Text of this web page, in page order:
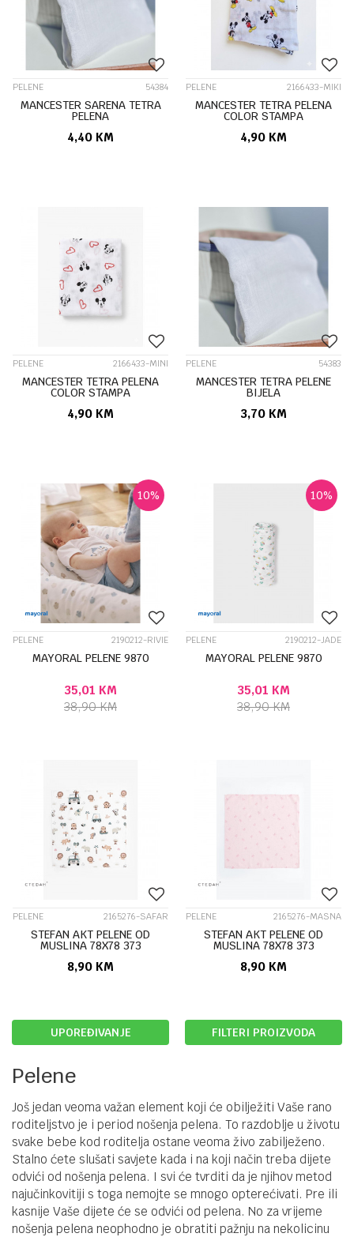
PELENE 54384
MANCESTER SARENA TETRA
PELENA
4,40 KM
PELENE 2166433-MIKI
MANCESTER TETRA PELENA
COLOR STAMPA
4,90 KM
PELENE 2166433-MINI
MANCESTER TETRA PELENA
COLOR STAMPA
4,90 KM
PELENE 54383
MANCESTER TETRA PELENE
BIJELA
3,70 KM
10%
PELENE 2190212-RIVIE
MAYORAL PELENE 9870
35,01 KM
38,90KM
10%
PELENE 2190212-JADE
MAYORAL PELENE 9870
35,01 KM
38,90KM
PELENE 2165276-SAFAR
STEFAN AKT PELENE OD
MUSLINA 78X78 373
8,90 KM
PELENE 2165276-MASNA
STEFAN AKT PELENE OD
MUSLINA 78X78 373
8,90 KM
UPOREĐIVANJE FILTERI PROIZVODA
Pelene
Još jedan veoma važan element koji će obilježiti Vaše rano
roditeljstvo je i period nošenja pelena. To razdoblje u životu
svake bebe kod roditelja ostane veoma živo zabilježeno.
Stalno ćete slušati savjete kada i na koji način treba dijete
odvići od nošenja pelena. I svi će tvrditi da je njihov metod
najučinkovitiji s toga nemojte se mnogo opterećivati. Pre ili
kasnije Vaše dijete će se odvići od pelena. No za vrijeme
nošenja pelena neophodno je obratiti pažnju na nekolicinu